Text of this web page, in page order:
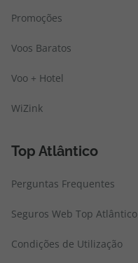
Promoções
Voos Baratos
Voo + Hotel
WiZink
Top Atlântico
Perguntas Frequentes
Seguros Web Top Atlântico
Condições de Utilização